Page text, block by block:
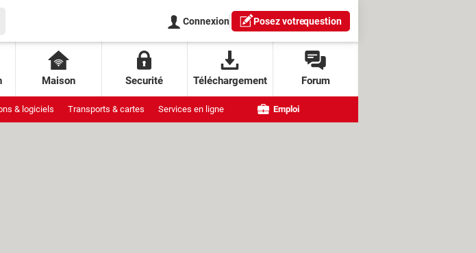
Connexion Posez votrequestion
Maison Securité Téléchargement Forum
& logiciels Transports & cartes Services en ligne Emploi